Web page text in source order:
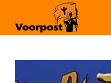
inhoud